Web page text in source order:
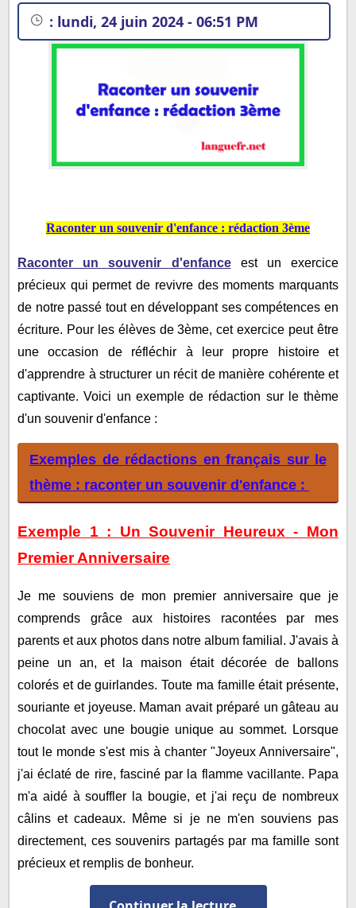
: lundi, 24 juin 2024 - 06:51 PM
Exemple 1 : Un Souvenir Heureux - Mon Premier
Exemple 2 : Un Souvenir Malheureux - La Perte de
Mon Animal de Compagnie
Exemple 3 : Un Souvenir d'Accident - Ma Chute de
Vélo
Exemple 4 : Un Souvenir d'Aventure - La
Découverte d'un Nouveau Parc
Exemple 5 : Un Souvenir de Noël - La Surprise Sous
le Sapin
Raconter un souvenir d'enfance : rédaction 3ème
Raconter un souvenir d'enfance
est un exercice
précieux qui permet de revivre des moments marquants
de notre passé tout en développant ses compétences en
écriture. Pour les élèves de 3ème, cet exercice peut être
une occasion de réfléchir à leur propre histoire et
d'apprendre à structurer un récit de manière cohérente et
captivante. Voici un exemple de rédaction sur le thème
d'un souvenir d'enfance :
Exemples de rédactions en français sur le
thème : raconter un souvenir d'enfance :
Exemple 1 : Un Souvenir Heureux - Mon
Premier Anniversaire
Je me souviens de mon premier anniversaire que je
comprends grâce aux histoires racontées par mes
parents et aux photos dans notre album familial. J'avais à
peine un an, et la maison était décorée de ballons
colorés et de guirlandes. Toute ma famille était présente,
souriante et joyeuse. Maman avait préparé un gâteau au
chocolat avec une bougie unique au sommet. Lorsque
tout le monde s'est mis à chanter "Joyeux Anniversaire",
j'ai éclaté de rire, fasciné par la flamme vacillante. Papa
m'a aidé à souffler la bougie, et j'ai reçu de nombreux
câlins et cadeaux. Même si je ne m'en souviens pas
directement, ces souvenirs partagés par ma famille sont
précieux et remplis de bonheur.
Exemple 2 : Un Souvenir Malheureux - La